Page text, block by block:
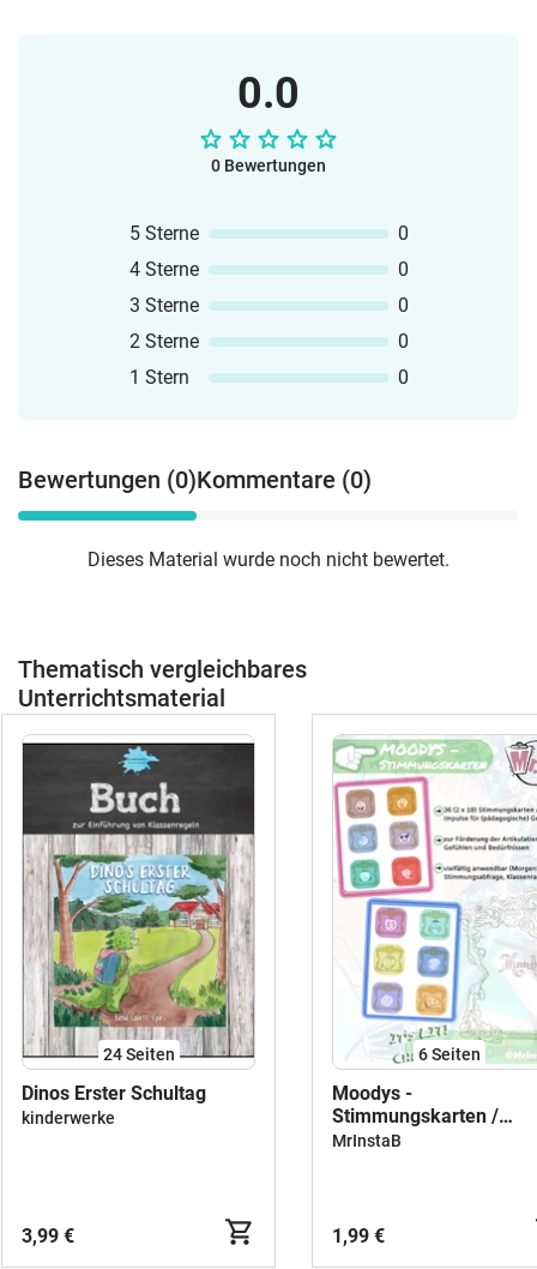
0.0
0 Bewertungen
5 Sterne
0
4 Sterne
0
3 Sterne
0
2 Sterne
0
1 Stern
0
Bewertungen (0)Kommentare (0)
Dieses Material wurde noch nicht bewertet.
Thematisch vergleichbares
Unterrichtsmaterial
24Seiten
Dinos Erster Schultag
kinderwerke
3,99 €
6Seiten
Moodys -
Stimmungskarten /
Gesprächskarten /
MrInstaB
1,99 €